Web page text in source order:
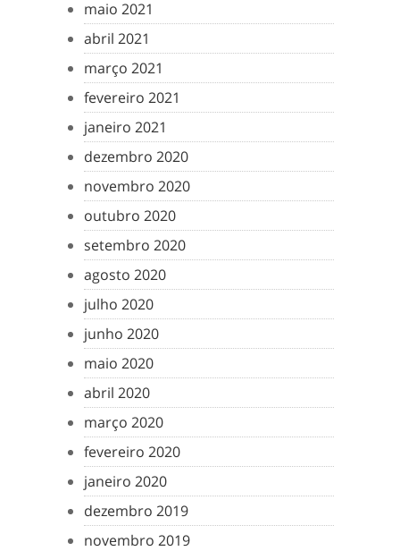
maio 2021
abril 2021
março 2021
fevereiro 2021
janeiro 2021
dezembro 2020
novembro 2020
outubro 2020
setembro 2020
agosto 2020
julho 2020
junho 2020
maio 2020
abril 2020
março 2020
fevereiro 2020
janeiro 2020
dezembro 2019
novembro 2019